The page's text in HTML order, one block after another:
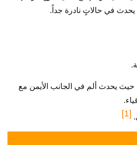
يحدث في حالاتٍ نادرة جداً.
حيث يحدث ألم في الجانب الأيمن مع
[1]